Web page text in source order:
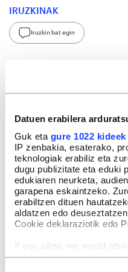
Datuen erabilera
Guk eta gure 1022 kideek
IP zenbakia, esaterako,
teknologiak erabiliz eta
dugu publizitate eta eduki
edukiaren neurketa,
garapena eskaintzeko.
erabiltzen dituen
aldatzen edo
Cookie deklaraziotik edo
If you allow, we would also
Collect information
IRUZKINAK
Iruzkin bat egin